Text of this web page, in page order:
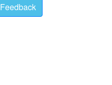
Feedback